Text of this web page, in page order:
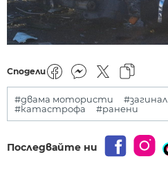
Сподели
#двама мотористи #загинал
#катастрофа
#ранени
Последвайте ни